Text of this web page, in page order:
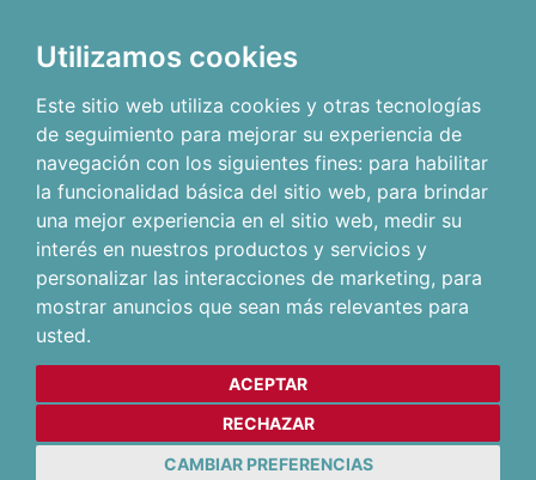
Utilizamos cookies
Este sitio web utiliza cookies y otras tecnologías
de seguimiento para mejorar su experiencia de
navegación con los siguientes fines: para habilitar
la funcionalidad básica del sitio web, para brindar
una mejor experiencia en el sitio web, medir su
interés en nuestros productos y servicios y
personalizar las interacciones de marketing, para
mostrar anuncios que sean más relevantes para
usted.
ACEPTAR
RECHAZAR
CAMBIAR PREFERENCIAS